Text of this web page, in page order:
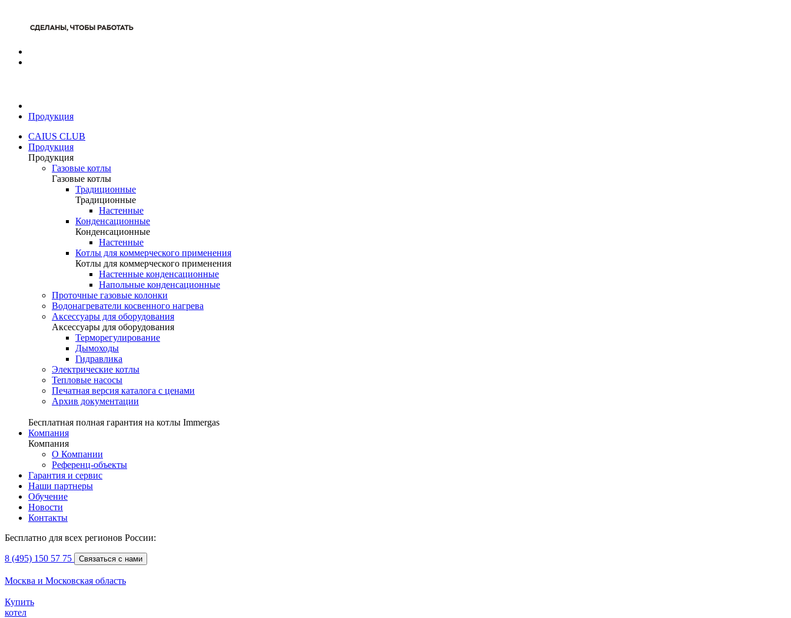
Продукция
CAIUS CLUB
Продукция
Продукция
Газовые котлы
Газовые котлы
Традиционные
Традиционные
Настенные
Конденсационные
Конденсационные
Настенные
Котлы для коммерческого применения
Котлы для коммерческого применения
Настенные конденсационные
Напольные конденсационные
Проточные газовые колонки
Водонагреватели косвенного нагрева
Аксессуары для оборудования
Аксессуары для оборудования
Терморегулирование
Дымоходы
Гидравлика
Электрические котлы
Тепловые насосы
Печатная версия каталога с ценами
Архив документации
Бесплатная полная гарантия на котлы Immergas
Компания
Компания
О Компании
Референц-объекты
Гарантия и сервис
Наши партнеры
Обучение
Новости
Контакты
Бесплатно для всех регионов России:
8 (495) 150 57 75 Связаться с нами
Москва и Московская область
Купить
котел